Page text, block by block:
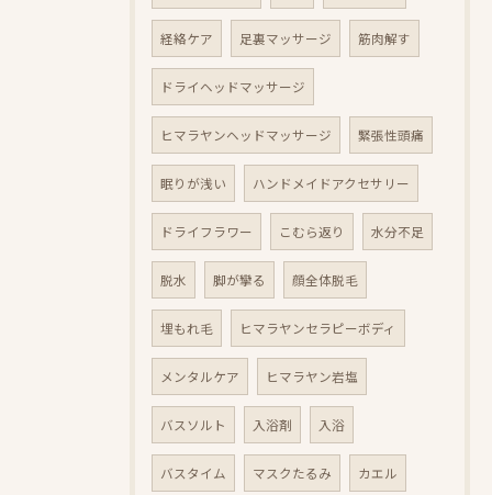
経絡ケア 足裏マッサージ 筋肉解す
ドライヘッドマッサージ
ヒマラヤンヘッドマッサージ 緊張性頭痛
眠りが浅い ハンドメイドアクセサリー
ドライフラワー こむら返り 水分不足
脱水 脚が攣る 顔全体脱毛
埋もれ毛 ヒマラヤンセラピーボディ
メンタルケア ヒマラヤン岩塩
バスソルト 入浴剤 入浴
バスタイム マスクたるみ カエル